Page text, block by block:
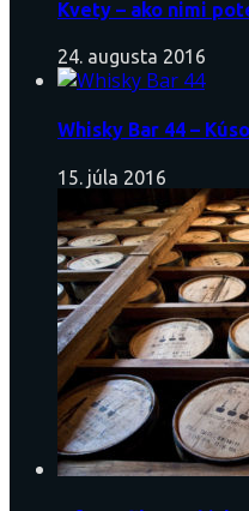
Kvety – ako nimi
24. augusta 2016
Whisky Bar 44 –
15. júla 2016